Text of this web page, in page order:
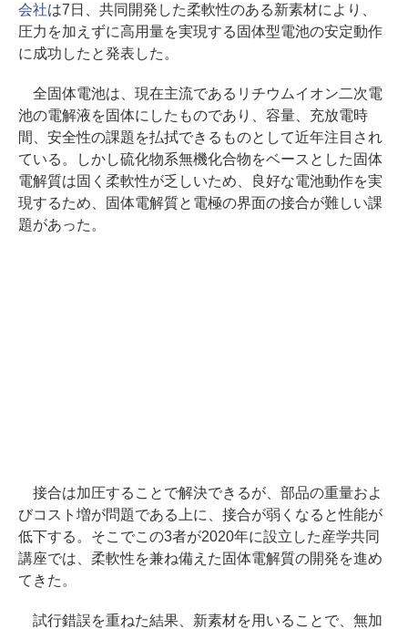
会社は7日、共同開発した柔軟性のある新素材により、
圧力を加えずに高用量を実現する固体型電池の安定動作
に成功したと発表した。
全固体電池は、現在主流であるリチウムイオン二次電
池の電解液を固体にしたものであり、容量、充放電時
間、安全性の課題を払拭できるものとして近年注目され
ている。しかし硫化物系無機化合物をベースとした固体
電解質は固く柔軟性が乏しいため、良好な電池動作を実
現するため、固体電解質と電極の界面の接合が難しい課
題があった。
接合は加圧することで解決できるが、部品の重量およ
びコスト増が問題である上に、接合が弱くなると性能が
低下する。そこでこの3者が2020年に設立した産学共同
講座では、柔軟性を兼ね備えた固体電解質の開発を進め
てきた。
試行錯誤を重ねた結果、新素材を用いることで、無加